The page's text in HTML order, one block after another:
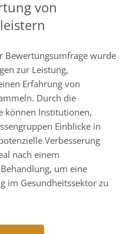
von
Bewertungsumfrage wurde
zur Leistung,
Erfahrung von
Durch die
können Institutionen,
Einblicke in
Verbesserung
nach einem
um eine
im Gesundheitssektor zu